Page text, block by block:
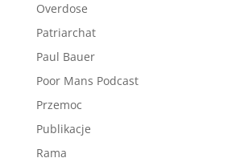
Overdose
Patriarchat
Paul Bauer
Poor Mans Podcast
Przemoc
Publikacje
Rama